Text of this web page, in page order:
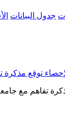
جدول البيانات
توقع
تفاهم مع